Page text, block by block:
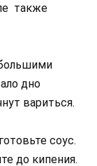
также
дно
вариться.
соус.
до кипения.